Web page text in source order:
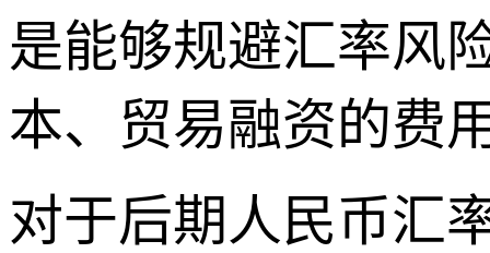
是能够规避汇率风
本、贸易融资的费
对于后期人民币汇